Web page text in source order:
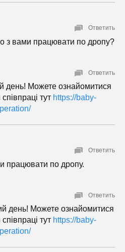
з вами працювати по дропу?
Ответить
день! Можете ознайомитися
тут https://baby-
Ответить
працювати по дропу.
Ответить
день! Можете ознайомитися
тут https://baby-
Ответить